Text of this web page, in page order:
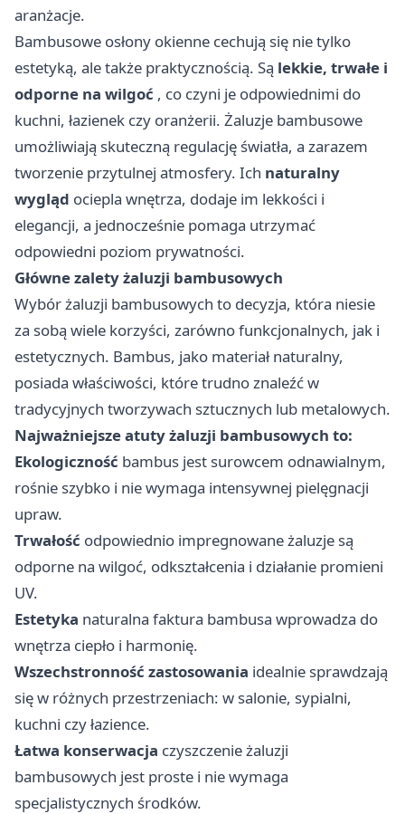
aranżacje.
Bambusowe osłony okienne cechują się nie tylko
estetyką, ale także praktycznością. Są lekkie, trwałe i
odporne na wilgoć , co czyni je odpowiednimi do
kuchni, łazienek czy oranżerii. Żaluzje bambusowe
umożliwiają skuteczną regulację światła, a zarazem
tworzenie przytulnej atmosfery. Ich naturalny
wygląd ociepla wnętrza, dodaje im lekkości i
elegancji, a jednocześnie pomaga utrzymać
odpowiedni poziom prywatności.
Główne zalety żaluzji bambusowych
Wybór żaluzji bambusowych to decyzja, która niesie
za sobą wiele korzyści, zarówno funkcjonalnych, jak i
estetycznych. Bambus, jako materiał naturalny,
posiada właściwości, które trudno znaleźć w
tradycyjnych tworzywach sztucznych lub metalowych.
Najważniejsze atuty żaluzji bambusowych to:
Ekologiczność bambus jest surowcem odnawialnym,
rośnie szybko i nie wymaga intensywnej pielęgnacji
upraw.
Trwałość odpowiednio impregnowane żaluzje są
odporne na wilgoć, odkształcenia i działanie promieni
UV.
Estetyka naturalna faktura bambusa wprowadza do
wnętrza ciepło i harmonię.
Wszechstronność zastosowania idealnie sprawdzają
się w różnych przestrzeniach: w salonie, sypialni,
kuchni czy łazience.
Łatwa konserwacja czyszczenie żaluzji
bambusowych jest proste i nie wymaga
specjalistycznych środków.